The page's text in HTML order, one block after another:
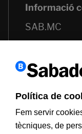
Política de
Fem servir
tècniques, de